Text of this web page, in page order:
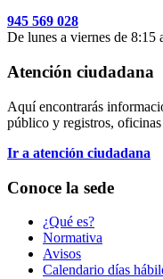
945 569 028
De lunes a viernes de 8:15
Atención ciudadana
Aquí encontrarás
público y registros,
Ir a atención ciudadana
Conoce la sede
¿Qué es?
Normativa
Avisos
Calendario días